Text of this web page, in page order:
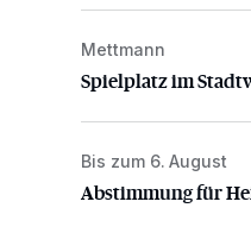
Spielplatz im
Mettmann
Spielplatz im
Abstimmung für
Bis zum 6. August
Abstimmung für